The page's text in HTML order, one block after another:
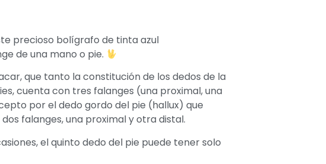
precioso bolígrafo de tinta azul
de una mano o pie.
que tanto la constitución de los dedos de la
cuenta con tres falanges (una proximal, una
por el dedo gordo del pie (hallux) que
falanges, una proximal y otra distal.
el quinto dedo del pie puede tener solo